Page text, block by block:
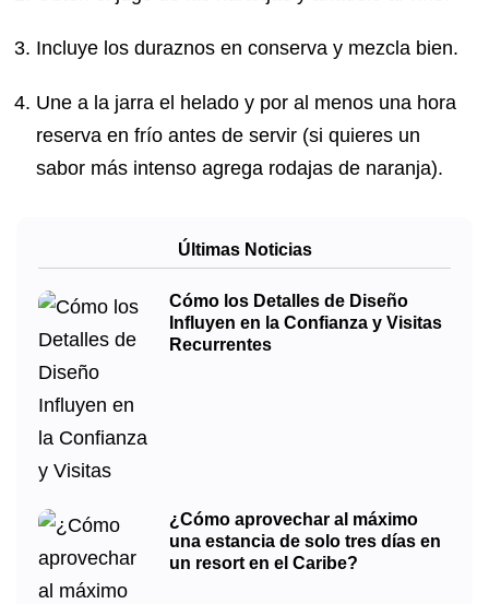
Incluye los duraznos en conserva y mezcla bien.
Une a la jarra el helado y por al menos una hora
reserva en frío antes de servir (si quieres un
sabor más intenso agrega rodajas de naranja).
Últimas Noticias
Cómo los Detalles de Diseño
Influyen en la Confianza y Visitas
Recurrentes
¿Cómo aprovechar al máximo
una estancia de solo tres días en
un resort en el Caribe?